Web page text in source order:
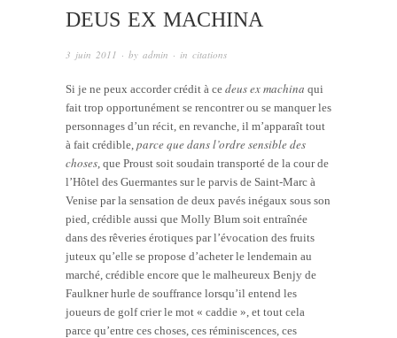
DEUS EX MACHINA
3 juin 2011 · by admin · in citations
Si je ne peux accorder crédit à ce deus ex machina qui
fait trop opportunément se rencontrer ou se manquer les
personnages d’un récit, en revanche, il m’apparaît tout
à fait crédible, parce que dans l’ordre sensible des
choses , que Proust soit soudain transporté de la cour de
l’Hôtel des Guermantes sur le parvis de Saint-Marc à
Venise par la sensation de deux pavés inégaux sous son
pied, crédible aussi que Molly Blum soit entraînée
dans des rêveries érotiques par l’évocation des fruits
juteux qu’elle se propose d’acheter le lendemain au
marché, crédible encore que le malheureux Benjy de
Faulkner hurle de souffrance lorsqu’il entend les
joueurs de golf crier le mot « caddie », et tout cela
parce qu’entre ces choses, ces réminiscences, ces